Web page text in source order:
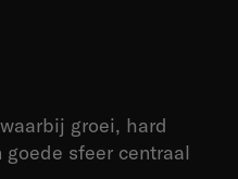
groei, hard
sfeer centraal